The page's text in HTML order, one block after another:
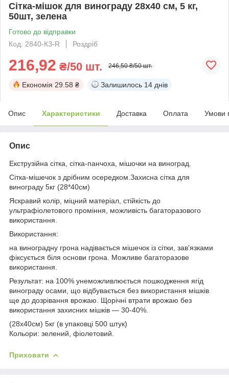
Сітка-мішок для винограду 28х40 см, 5 кг,
50шт, зелена
Готово до відправки
Код: 2840-КЗ-R
Роздріб
216,92 ₴/50 шт. 246,50 ₴/50 шт.
Економія 29.58 ₴ Залишилось 14 днів
Опис Характеристики Доставка Оплата Умови
Опис
Екструзійна сітка, сітка-панчоха, мішочки на виноград.
Сітка-мішечок з дрібним осередком.Захисна сітка для
винограду 5кг (28*40см)
Яскравий колір, міцний матеріал, стійкість до
ультрафіолетового проміння, можливість багаторазового
використання.
Використання:
на виноградну грона надівається мішечок із сітки, зав'язками
фіксується біля основи грона. Можливе багаторазове
використання.
Результат: на 100% унеможливлюється пошкодження ягід
винограду осами, що відбувається без використання мішків
ще до дозрівання врожаю. Щорічні втрати врожаю без
використання захисних мішків — 30-40%.
(28х40см) 5кг (в упаковці 500 штук)
Кольори: зелений, фіолетовий.
Приховати